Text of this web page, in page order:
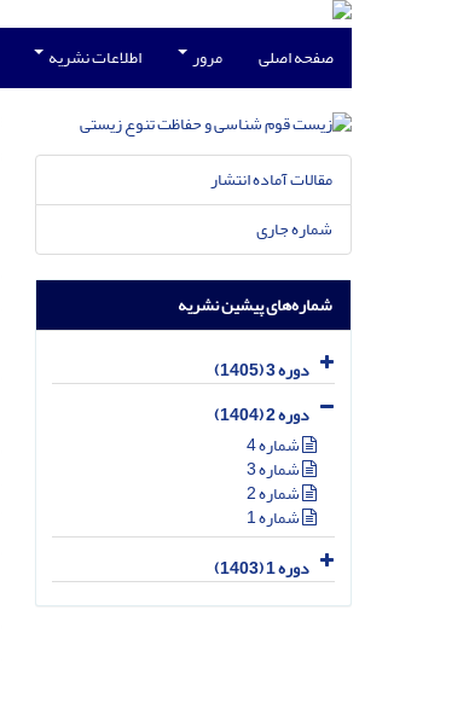
صفحه اصلی مرور اطلاعات نشریه
مقالات آماده انتشار
شماره جاری
شماره‌های پیشین نشریه
دوره 3 (1405)
دوره 2 (1404)
شماره 4
شماره 3
شماره 2
شماره 1
دوره 1 (1403)